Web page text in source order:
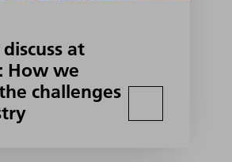
at
How we
challenges